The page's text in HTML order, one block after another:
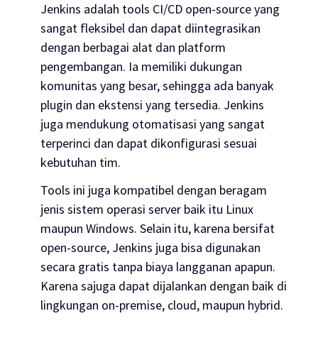
Jenkins adalah tools CI/CD open-source yang
sangat fleksibel dan dapat diintegrasikan
dengan berbagai alat dan platform
pengembangan. Ia memiliki dukungan
komunitas yang besar, sehingga ada banyak
plugin dan ekstensi yang tersedia. Jenkins
juga mendukung otomatisasi yang sangat
terperinci dan dapat dikonfigurasi sesuai
kebutuhan tim.
Tools ini juga kompatibel dengan beragam
jenis sistem operasi server baik itu Linux
maupun Windows. Selain itu, karena bersifat
open-source, Jenkins juga bisa digunakan
secara gratis tanpa biaya langganan apapun.
Karena sajuga dapat dijalankan dengan baik di
lingkungan on-premise, cloud, maupun hybrid.